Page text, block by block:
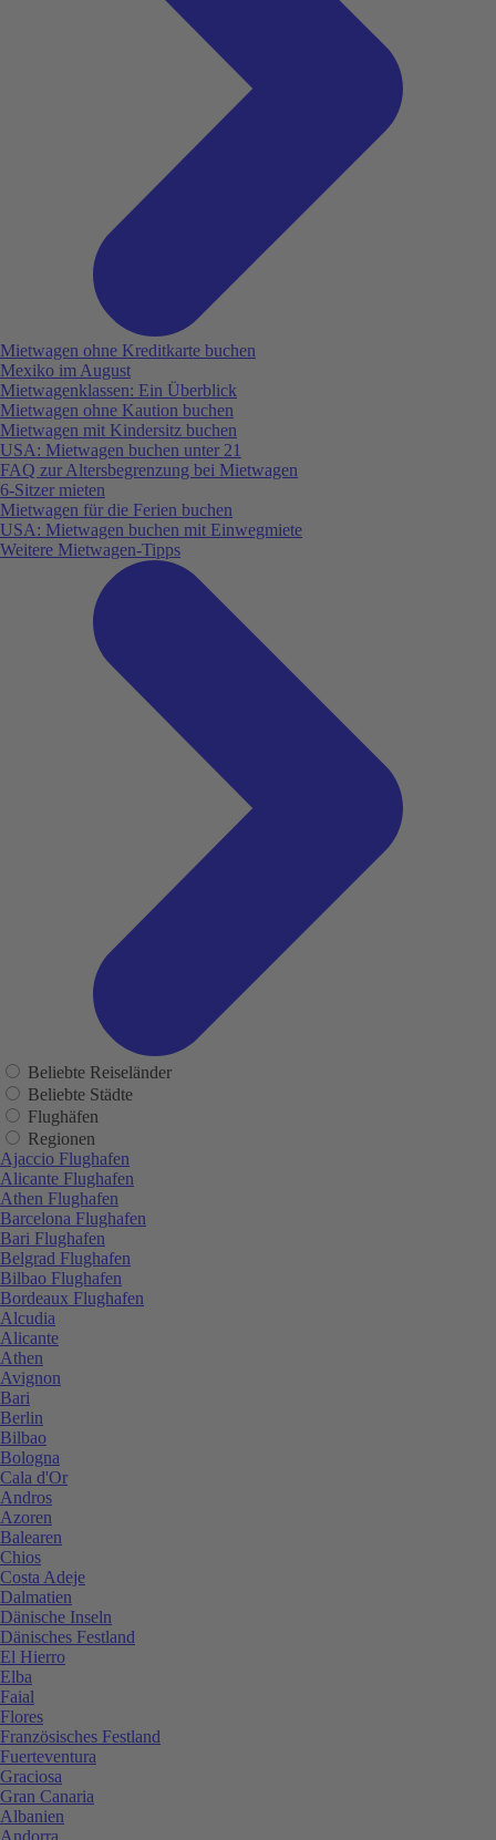
Mietwagen ohne Kreditkarte buchen
Mexiko im August
Mietwagenklassen: Ein Überblick
Mietwagen ohne Kaution buchen
Mietwagen mit Kindersitz buchen
USA: Mietwagen buchen unter 21
FAQ zur Altersbegrenzung bei Mietwagen
6-Sitzer mieten
Mietwagen für die Ferien buchen
USA: Mietwagen buchen mit Einwegmiete
Weitere Mietwagen-Tipps
Beliebte Reiseländer
Beliebte Städte
Flughäfen
Regionen
Ajaccio Flughafen
Alicante Flughafen
Athen Flughafen
Barcelona Flughafen
Bari Flughafen
Belgrad Flughafen
Bilbao Flughafen
Bordeaux Flughafen
Alcudia
Alicante
Athen
Avignon
Bari
Berlin
Bilbao
Bologna
Cala d'Or
Andros
Azoren
Balearen
Chios
Costa Adeje
Dalmatien
Dänische Inseln
Dänisches Festland
El Hierro
Elba
Faial
Flores
Französisches Festland
Fuerteventura
Graciosa
Gran Canaria
Albanien
Andorra